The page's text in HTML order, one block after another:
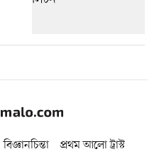
বিজ্ঞানচিন্তা
প্রথম আলো ট্রাস্ট